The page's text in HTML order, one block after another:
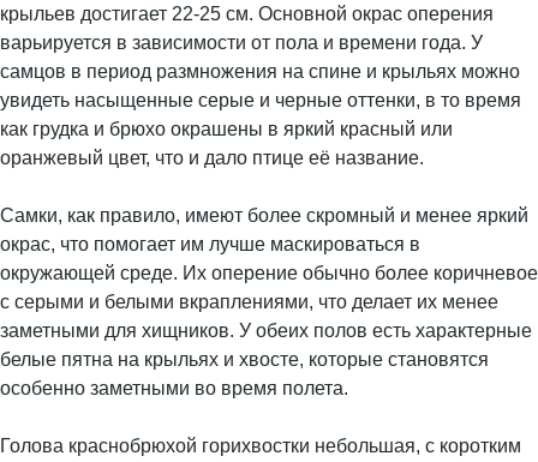
крыльев достигает 22-25 см. Основной окрас оперения
варьируется в зависимости от пола и времени года. У
самцов в период размножения на спине и крыльях можно
увидеть насыщенные серые и черные оттенки, в то время
как грудка и брюхо окрашены в яркий красный или
оранжевый цвет, что и дало птице её название.
Самки, как правило, имеют более скромный и менее яркий
окрас, что помогает им лучше маскироваться в
окружающей среде. Их оперение обычно более коричневое
с серыми и белыми вкраплениями, что делает их менее
заметными для хищников. У обеих полов есть характерные
белые пятна на крыльях и хвосте, которые становятся
особенно заметными во время полета.
Голова краснобрюхой горихвостки небольшая, с коротким